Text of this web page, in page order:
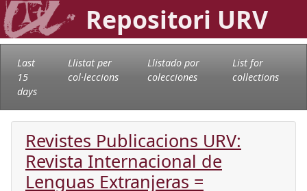
Repositori URV
Last
15
days
Llistat per
col·leccions
Llistado por
colecciones
List for
collections
Revistes Publicacions URV:
Revista Internacional de
Lenguas Extranjeras =